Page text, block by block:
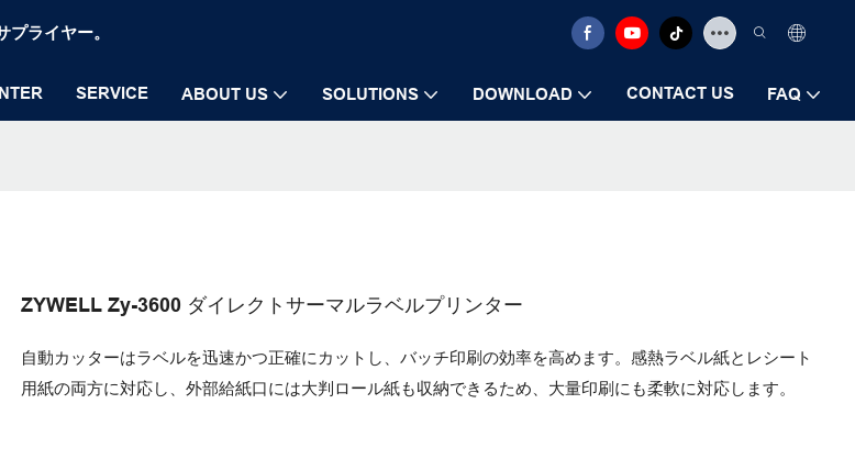
ライヤー。
SERVICE ABOUT US SOLUTIONS DOWNLOAD CONTACT US FAQ
ZYWELL Zy-3600 ダイレクトサーマルラベルプリンター
自動カッターはラベルを迅速かつ正確にカットし、バッチ印刷の効率を高めます。感熱ラベル紙とレシート
用紙の両方に対応し、外部給紙口には大判ロール紙も収納できるため、大量印刷にも柔軟に対応します。